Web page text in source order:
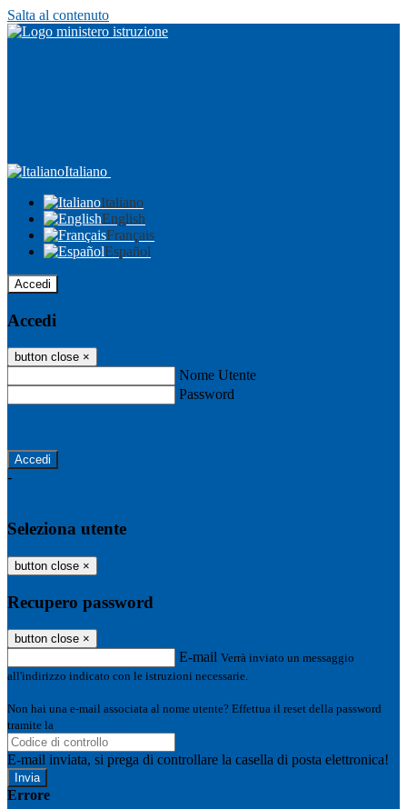
Salta al contenuto
Italiano
Italiano
English
Français
Español
Accedi
Accedi
button close ×
Nome Utente
Password
-
Seleziona utente
button close ×
Recupero password
button close ×
E-mail Verrà inviato un messaggio
all'indirizzo indicato con le istruzioni necessarie.
Non hai una e-mail associata al nome utente? Effettua il reset della password
tramite la
E-mail inviata, si prega di controllare la casella di posta elettronica!
Errore